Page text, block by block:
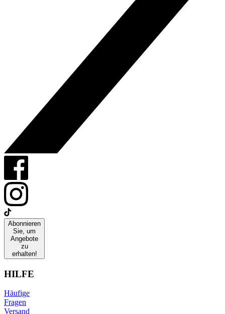
Abonnieren
Sie, um
Angebote
zu
erhalten!
HILFE
Häufige
Fragen
Versand